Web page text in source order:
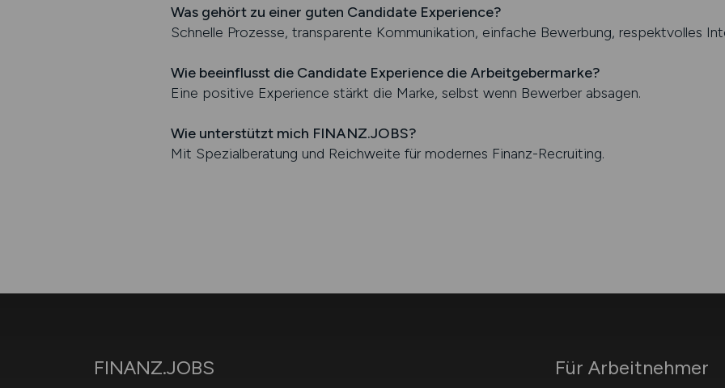
Was gehört zu einer guten Candidate Experience?
Schnelle Prozesse, transparente Kommunikation, einfache Bewerbung, respektvolles
Wie beeinflusst die Candidate Experience die Arbeitgebermarke?
Eine positive Experience stärkt die Marke, selbst wenn Bewerber absagen.
Wie unterstützt mich FINANZ.JOBS?
Mit Spezialberatung und Reichweite für modernes Finanz-Recruiting.
FINANZ.JOBS Für Arbeitnehmer